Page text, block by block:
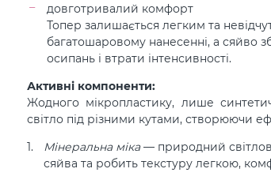
довготривалий комфорт
Топер залишається легким та
багатошаровому нанесенні, а сяйво
осипань і втрати інтенсивності.
Активні компоненти:
Жодного мікропластику, лише
світло під різними кутами, створюючи
Мінеральна міка— природний
сяйва та робить текстуру легкою,